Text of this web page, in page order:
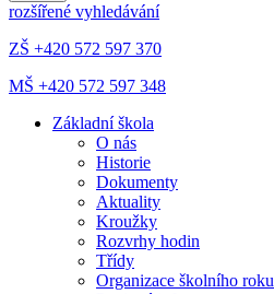
rozšířené vyhledávání
ZŠ +420 572 597 370
MŠ +420 572 597 348
Základní škola
O nás
Historie
Dokumenty
Aktuality
Kroužky
Rozvrhy hodin
Třídy
Organizace školního roku